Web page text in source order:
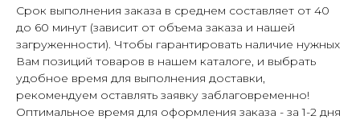
Срок выполнения заказа в среднем составляет от 40
до 60 минут (зависит от объема заказа и нашей
загруженности). Чтобы гарантировать наличие нужных
Вам позиций товаров в нашем каталоге, и выбрать
удобное время для выполнения доставки,
рекомендуем оставлять заявку заблаговременно!
Оптимальное время для оформления заказа - за 1-2 дня